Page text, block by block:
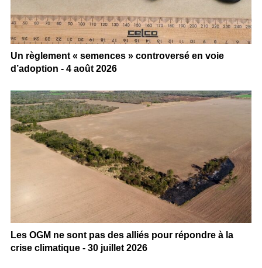
Un règlement « semences » controversé en voie
d’adoption - 4 août 2026
Les OGM ne sont pas des alliés pour répondre à la
crise climatique - 30 juillet 2026